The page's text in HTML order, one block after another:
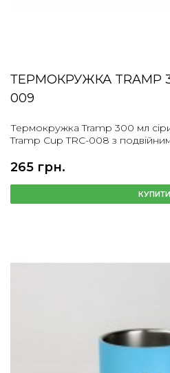
ТЕРМОКРУЖКА TRAMP
009
Термокружка Tramp 300 мл
Tramp Cup TRC-008 з
265 грн.
КУПИТИ